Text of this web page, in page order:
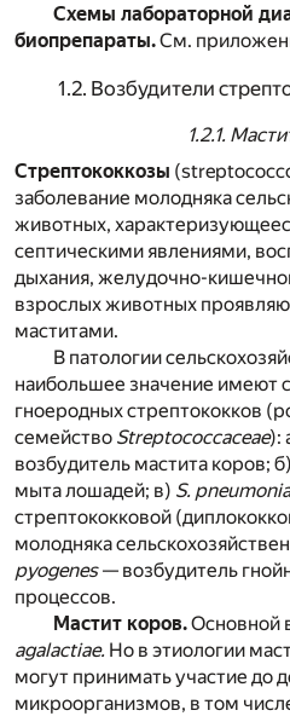
Схемы лабораторной
биопрепараты.См.
1.2. Возбудители
1.2.1.
Стрептококкозы
заболевание молодняка
животных,
септическими явлениями,
дыхания, желудочно-
взрослых животных
маститами.
В патологии
наибольшее значение имеют
гноеродных стрептококков
семейство Streptococcaceae):
возбудитель мастита коров; б)
мыта лошадей; в) S.
стрептококковой
молодняка
pyogenes— возбудитель
процессов.
Мастит коров.Основной
agalactiae. Но в этиологии
могут принимать участие до
микроорганизмов, в том